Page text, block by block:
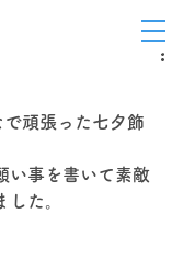
頑張った七夕飾
い事を書いて素敵
した。